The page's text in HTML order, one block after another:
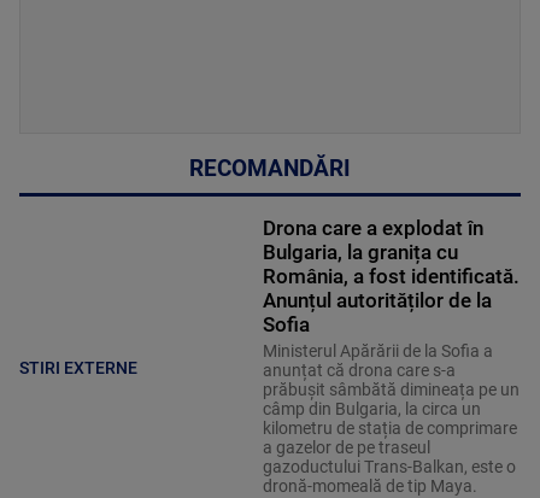
RECOMANDĂRI
STIRI EXTERNE
Drona care a explodat în
Bulgaria, la granița cu
România, a fost identificată.
Anunțul autorităților de la
Sofia
Ministerul Apărării de la Sofia a
anunțat că drona care s-a
prăbușit sâmbătă dimineața pe un
câmp din Bulgaria, la circa un
kilometru de stația de comprimare
a gazelor de pe traseul
gazoductului Trans-Balkan, este o
dronă-momeală de tip Maya.